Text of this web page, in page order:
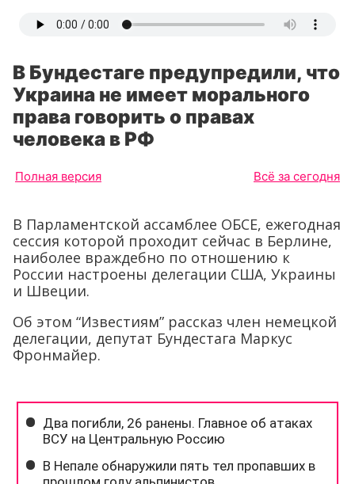
В Бундестаге предупредили, что
Украина не имеет морального
права говорить о правах
человека в РФ
Полная версия Всё за сегодня
В Парламентской ассамблее ОБСЕ, ежегодная
сессия которой проходит сейчас в Берлине,
наиболее враждебно по отношению к
России настроены делегации США, Украины
и Швеции.
Об этом “Известиям” рассказ член немецкой
делегации, депутат Бундестага Маркус
Фронмайер.